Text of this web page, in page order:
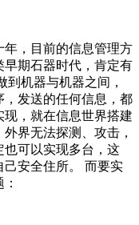
年，目前的信息管理方
期石器时代，肯定有
机器与机器之间，
，发送的任何信息，都
，就在信息世界搭建
界无法探测、攻击，
也可以实现多台，这
安全住所。 而要实